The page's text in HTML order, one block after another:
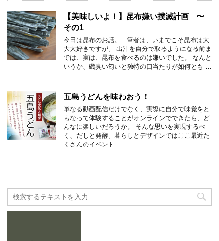
【美味しいよ！】昆布嫌い撲滅計画 〜
その1
今日は昆布のお話。 筆者は、いまでこそ昆布は大
大大好きですが、 出汁を自分で取るようになる前ま
では、実は、昆布を食べるのは嫌いでした。 なんと
いうか、磯臭い匂いと独特の口当たりが如何とも …
五島うどんを味わおう！
単なる動画配信だけでなく、実際に自分で味覚をと
もなって体験することがオンラインでできたら、ど
んなに楽しいだろうか。 そんな思いを実現するべ
く、だしと発酵、暮らしとデザインではここ最近た
くさんのイベント …